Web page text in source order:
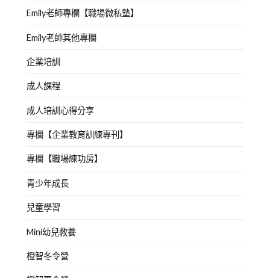
Emily老師專欄【職場微私塾】
Emily老師其他專欄
企業培訓
成人課程
成人培訓心得分享
專欄【企業教育訓練專刊】
專欄【職場練功房】
青少年成長
兒童學習
Mini幼兒教養
橙智冬令營